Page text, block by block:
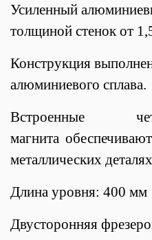
Усиленный
толщиной стенок от
Конструкция
алюминиевого сплава.
Встроенные
магнита
металлических
Длина уровня: 400 мм
Двусторонняя